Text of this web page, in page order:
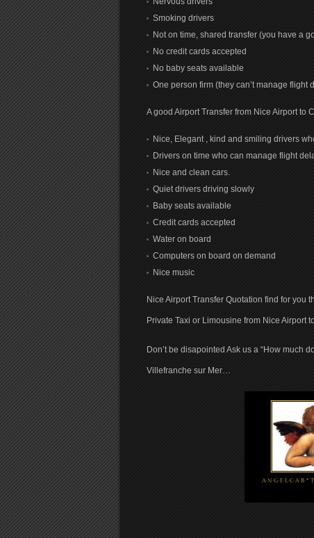
Smoking drivers
Not on time, shared transfer (you have a
No credit cards accepted
No baby seats available
One person firm (they can’t manage flight
A good Airport Transfer from Nice Airport to
Nice, Elegant , kind and smiling drivers
Drivers on time who can manage flight
Nice and clean cars.
Quiet drivers driving slowly
Baby seats available
Credit cards accepted
Water on board
Computers on board on demand
Nice music
Nice Airport Transfer Quotation find for you
Private Taxi or Limousine from Nice Airport
Don’t be disapointed Ask us a “How much
Villefranche sur Mer…